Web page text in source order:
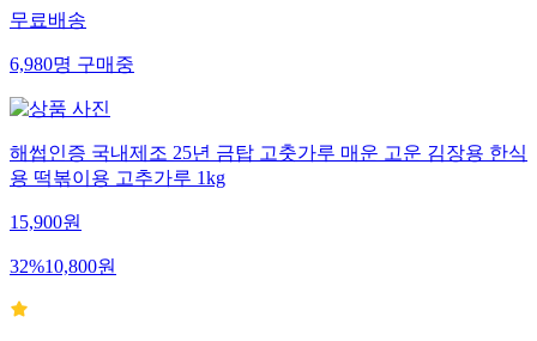
무료배송
6,980명 구매중
해썹인증 국내제조 25년 금탑 고춧가루 매운 고운 김장용 한식
용 떡볶이용 고추가루 1kg
15,900원
32%10,800원